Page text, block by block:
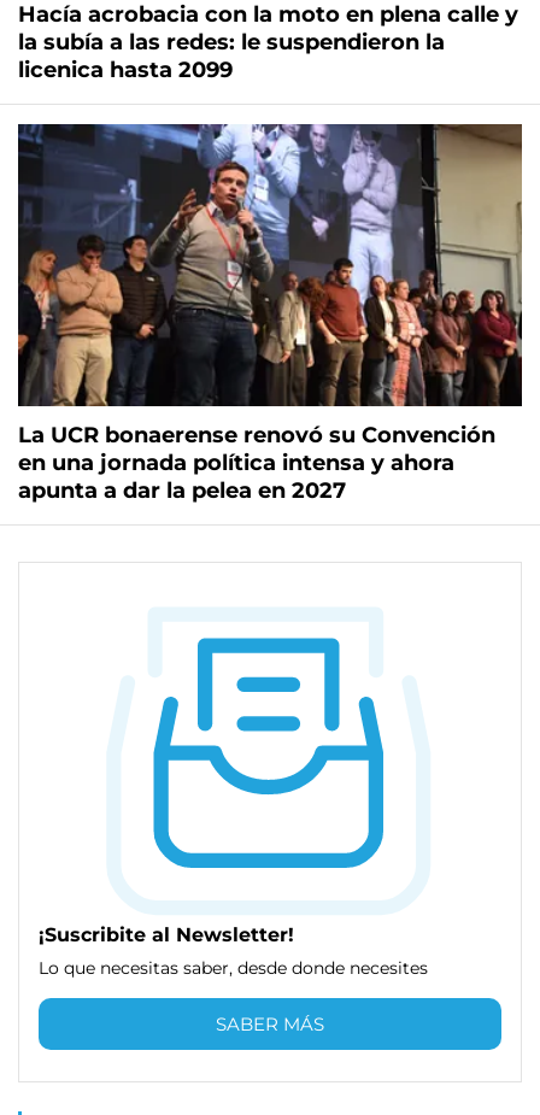
Hacía acrobacia con la moto en plena calle y
la subía a las redes: le suspendieron la
licenica hasta 2099
La UCR bonaerense renovó su Convención
en una jornada política intensa y ahora
apunta a dar la pelea en 2027
¡Suscribite al Newsletter!
Lo que necesitas saber, desde donde necesites
SABER MÁS